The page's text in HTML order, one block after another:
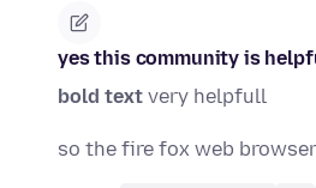
yes this community is
bold text very helpfull
so the fire fox web